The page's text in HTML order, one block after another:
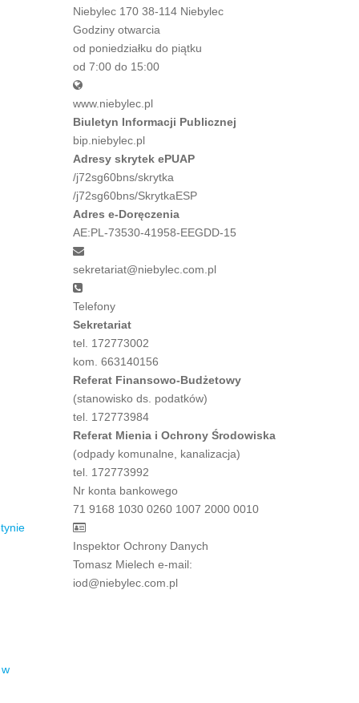
Niebylec 170 38-114 Niebylec
Godziny otwarcia
od poniedziałku do piątku
od 7:00 do 15:00
www.niebylec.pl
Biuletyn Informacji Publicznej
bip.niebylec.pl
Adresy skrytek ePUAP
/j72sg60bns/skrytka
/j72sg60bns/SkrytkaESP
Adres e-Doręczenia
AE:PL-73530-41958-EEGDD-15
sekretariat@niebylec.com.pl
Telefony
Sekretariat
tel. 172773002
kom. 663140156
Referat Finansowo-Budżetowy
(stanowisko ds. podatków)
tel. 172773984
Referat Mienia i Ochrony Środowiska
(odpady komunalne, kanalizacja)
tel. 172773992
Nr konta bankowego
71 9168 1030 0260 1007 2000 0010
Inspektor Ochrony Danych
Tomasz Mielech e-mail:
iod@niebylec.com.pl